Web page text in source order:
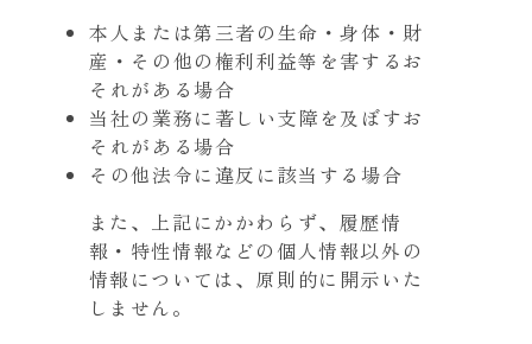
本人または第三者の生命・身体・財
産・その他の権利利益等を害するお
それがある場合
当社の業務に著しい支障を及ぼすお
それがある場合
その他法令に違反に該当する場合
また、上記にかかわらず、履歴情
報・特性情報などの個人情報以外の
情報については、原則的に開示いた
しません。